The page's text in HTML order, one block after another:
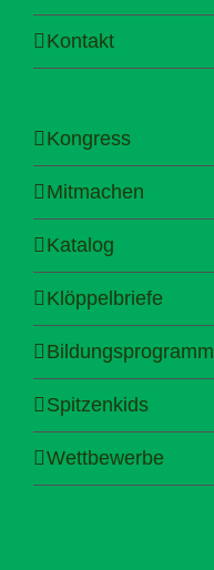
Kontakt
Kongress
Mitmachen
Katalog
Klöppelbriefe
Bildungsprogramm
Spitzenkids
Wettbewerbe